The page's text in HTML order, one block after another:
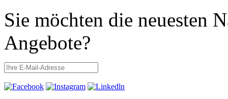
Sie möchten die neuesten
Angebote?